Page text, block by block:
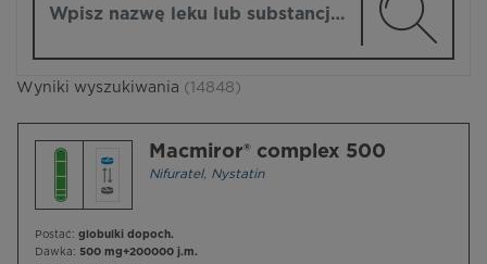
Wyniki wyszukiwania (14848)
Macmiror® complex 500
Nifuratel, Nystatin
Postać: globulki dopoch.
Dawka: 500 mg+200000 j.m.